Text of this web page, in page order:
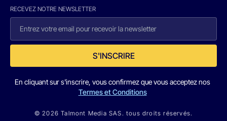
RECEVEZ NOTRE NEWSLETTER
S'INSCRIRE
En cliquant sur s'inscrire, vous confirmez que vous acceptez nos
Termes et Conditions
© 2026 Talmont Media SAS. tous droits réservés.